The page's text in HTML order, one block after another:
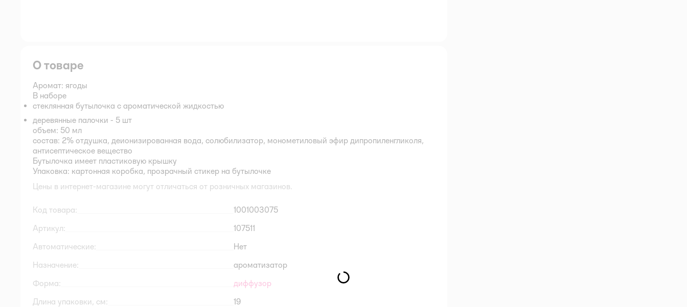
О товаре
Аромат: ягоды
В наборе
стеклянная бутылочка с ароматической жидкостью
деревянные палочки - 5 шт
объем: 50 мл
состав: 2% отдушка, деионизированная вода, солюбилизатор, монометиловый эфир дипропиленгликоля,
антисептическое вещество
Бутылочка имеет пластиковую крышку
Упаковка: картонная коробка, прозрачный стикер на бутылочке
Цены в интернет-магазине могут отличаться от розничных магазинов.
Код товара:
1001003075
Артикул:
107511
Автоматические:
Нет
Назначение:
ароматизатор
Форма:
диффузор
Длина упаковки, см:
19